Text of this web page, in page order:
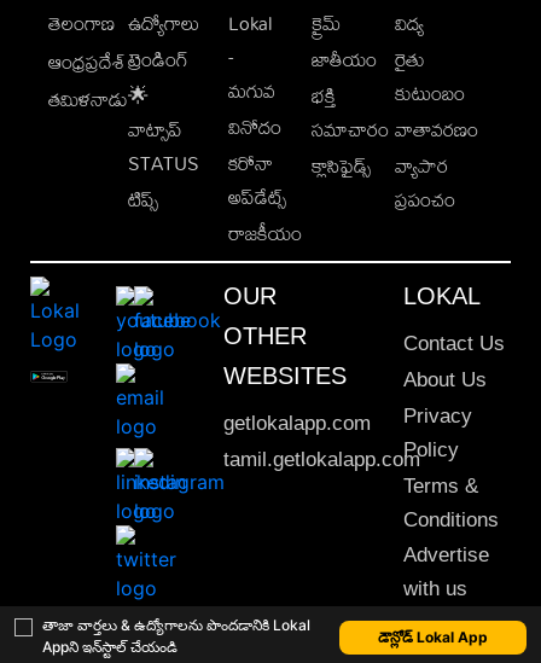
తాజా వార్తలు & ఉద్యోగాలను పొందడానికి Lokal
Appని ఇన్‌స్టాల్ చేయండి
డౌన్లోడ్ Lokal App
తెలంగాణ
ఆంధ్రప్రదేశ్
తమిళనాడు
ఉద్యోగాలు
ట్రెండింగ్
🌟
వాట్సాప్
STATUS
టిప్స్
Lokal
-
మగువ
వినోదం
కరోనా
అప్‌డేట్స్
రాజకీయం
క్రైమ్
జాతీయం
భక్తి
సమాచారం
క్లాసిఫైడ్స్
విద్య
రైతు
కుటుంబం
వాతావరణం
వ్యాపార
ప్రపంచం
OUR
OTHER
WEBSITES
getlokalapp.com
tamil.getlokalapp.com
LOKAL
Contact Us
About Us
Privacy
Policy
Terms &
Conditions
Advertise
with us
Sitemap
This material may not be published, transmitted, rewritten or redistributed. © 2020 Lokal App. All rights reserved.